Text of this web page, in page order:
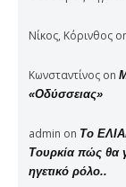
Νίκος, Κόρινθος
Κωνσταντίνος on
«Οδύσσειας»
admin on Το
Τουρκία πώς θα
ηγετικό ρόλο..